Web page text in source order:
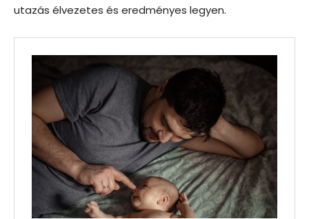
utazás élvezetes és eredményes legyen.